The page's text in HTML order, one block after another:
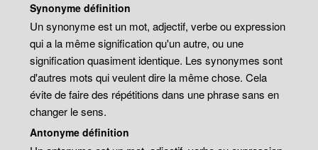
Synonyme définition
Un synonyme est un mot, adjectif, verbe ou expression
qui a la même signification qu'un autre, ou une
signification quasiment identique. Les synonymes sont
d'autres mots qui veulent dire la même chose. Cela
évite de faire des répétitions dans une phrase sans en
changer le sens.
Antonyme définition